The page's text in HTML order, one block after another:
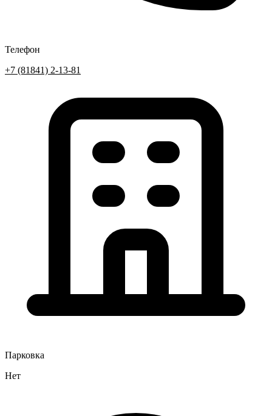
Телефон
+7 (81841) 2-13-81
Парковка
Нет